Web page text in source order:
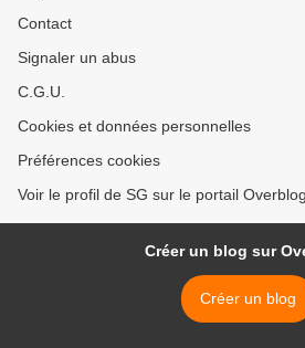
Contact
Signaler un abus
C.G.U.
Cookies et données personnelles
Préférences cookies
Voir le profil de SG sur le portail Overblog
Créer un blog sur
Créer un blog